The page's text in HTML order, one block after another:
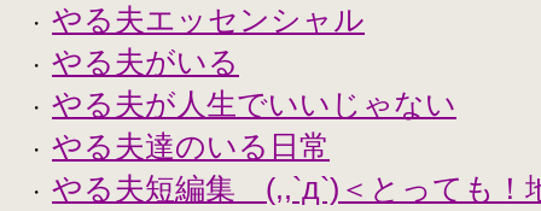
・ やる夫エッセンシャル
・ やる夫がいる
・ やる夫が人生でいいじゃない
・ やる夫達のいる日常
・ やる夫短編集 (,,`д`)＜とっても！